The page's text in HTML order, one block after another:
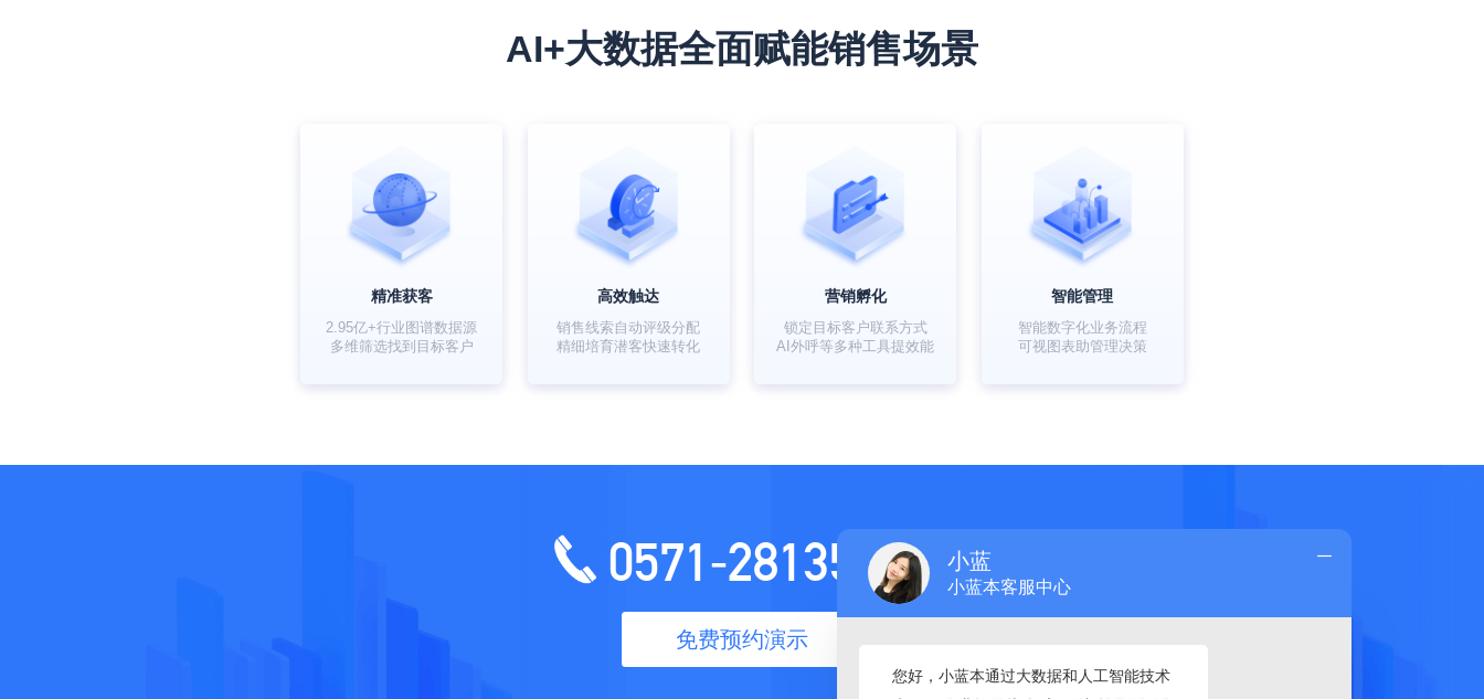
AI+大数据全面赋能销售场景
精准获客
2.95亿+行业图谱数据源
多维筛选找到目标客户
高效触达
销售线索自动评级分配
精细培育潜客快速转化
营销孵化
锁定目标客户联系方式
AI外呼等多种工具提效能
智能管理
智能数字化业务流程
可视图表助管理决策
小蓝
小蓝本客服中心
0571-28135151
免费预约演示